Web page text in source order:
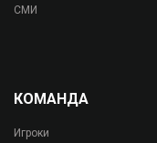
СМИ
КОМАНДА
Игроки